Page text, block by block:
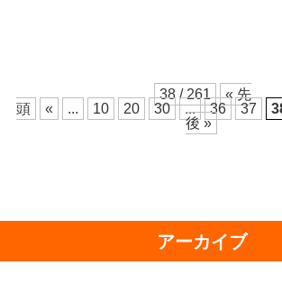
38 / 261
« 先
頭
« ... 10 20 30 ... 36 37
後 »
アーカイブ